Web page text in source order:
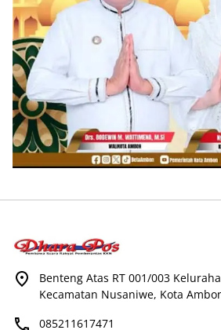
Benteng Atas RT 001/003
Kecamatan Nusaniwe, Kota
085211617471